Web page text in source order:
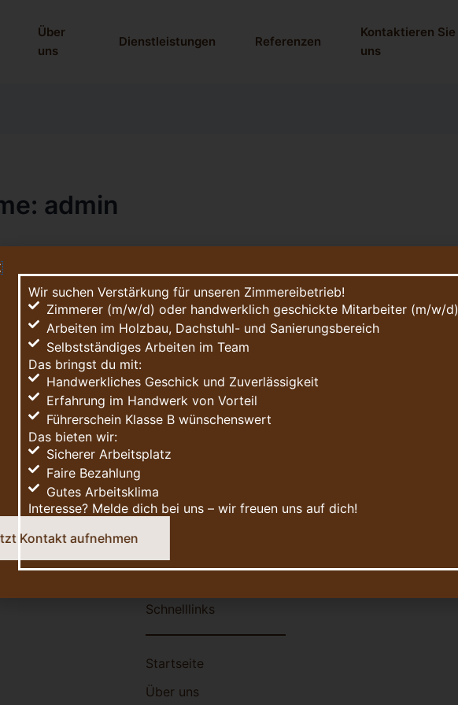
Über
uns
Dienstleistungen Referenzen
Kontaktieren Sie
uns
admin
is your first
start writing!
Schnelllinks
Startseite
Über uns
Wir suchen Verstärkung für unseren Zimmereibetrieb!
Zimmerer (m/w/d) oder handwerklich geschickte Mitarbeiter (m/w/d)
Arbeiten im Holzbau, Dachstuhl- und Sanierungsbereich
Selbstständiges Arbeiten im Team
Das bringst du mit:
Handwerkliches Geschick und Zuverlässigkeit
Erfahrung im Handwerk von Vorteil
Führerschein Klasse B wünschenswert
Das bieten wir:
Sicherer Arbeitsplatz
Faire Bezahlung
Gutes Arbeitsklima
Interesse? Melde dich bei uns – wir freuen uns auf dich!
Jetzt Kontakt aufnehmen